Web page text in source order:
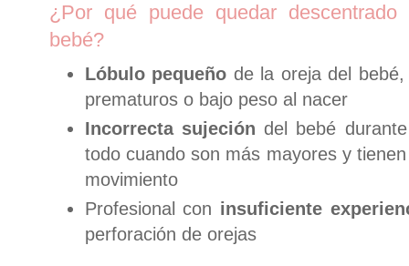
¿Por qué puede quedar
bebé?
Lóbulo pequeño de la oreja del
prematuros o bajo peso al nacer
Incorrecta sujeción del bebé
todo cuando son más mayores y
movimiento
Profesional con insuficiente
perforación de orejas